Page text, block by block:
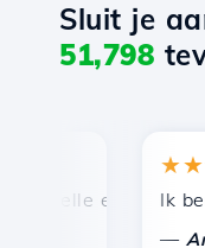
Sluit je
51,798
en efficiënte
Ik ben
Andrei